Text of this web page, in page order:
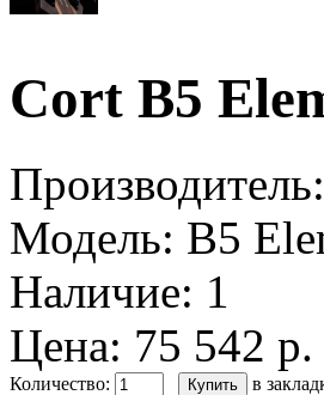
Cort B5
Производитель:
Модель: B5
Наличие: 1
Цена: 75 542 р.
Количество: в